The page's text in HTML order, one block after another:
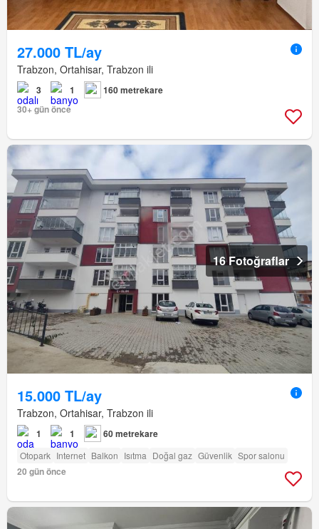
27.000 TL/ay
Trabzon, Ortahisar, Trabzon ili
3 1
160 metrekare
30+ gün önce
16 Fotoğraflar
15.000 TL/ay
Trabzon, Ortahisar, Trabzon ili
1 1 60 metrekare
Otopark Internet Balkon Isıtma Doğal gaz Güvenlik Spor salonu
20 gün önce